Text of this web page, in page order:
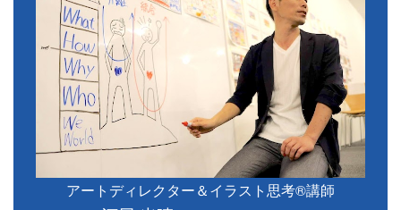
アートディレクター＆イラスト思考®講師